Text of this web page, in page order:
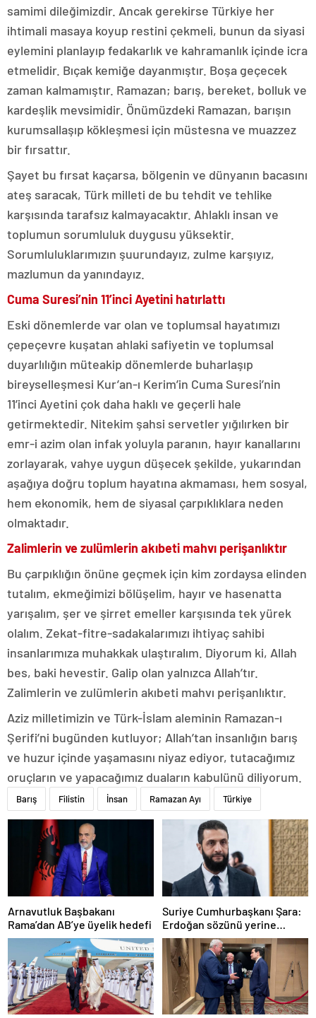
samimi dileğimizdir. Ancak gerekirse Türkiye her
ihtimali masaya koyup restini çekmeli, bunun da siyasi
eylemini planlayıp fedakarlık ve kahramanlık içinde icra
etmelidir. Bıçak kemiğe dayanmıştır. Boşa geçecek
zaman kalmamıştır. Ramazan; barış, bereket, bolluk ve
kardeşlik mevsimidir. Önümüzdeki Ramazan, barışın
kurumsallaşıp kökleşmesi için müstesna ve muazzez
bir fırsattır.
Şayet bu fırsat kaçarsa, bölgenin ve dünyanın bacasını
ateş saracak, Türk milleti de bu tehdit ve tehlike
karşısında tarafsız kalmayacaktır. Ahlaklı insan ve
toplumun sorumluluk duygusu yüksektir.
Sorumluluklarımızın şuurundayız, zulme karşıyız,
mazlumun da yanındayız.
Cuma Suresi’nin 11’inci Ayetini hatırlattı
Eski dönemlerde var olan ve toplumsal hayatımızı
çepeçevre kuşatan ahlaki safiyetin ve toplumsal
duyarlılığın müteakip dönemlerde buharlaşıp
bireyselleşmesi Kur’an-ı Kerim’in Cuma Suresi’nin
11’inci Ayetini çok daha haklı ve geçerli hale
getirmektedir. Nitekim şahsi servetler yığılırken bir
emr-i azim olan infak yoluyla paranın, hayır kanallarını
zorlayarak, vahye uygun düşecek şekilde, yukarından
aşağıya doğru toplum hayatına akmaması, hem sosyal,
hem ekonomik, hem de siyasal çarpıklıklara neden
olmaktadır.
Zalimlerin ve zulümlerin akıbeti mahvı perişanlıktır
Bu çarpıklığın önüne geçmek için kim zordaysa elinden
tutalım, ekmeğimizi bölüşelim, hayır ve hasenatta
yarışalım, şer ve şirret emeller karşısında tek yürek
olalım. Zekat-fitre-sadakalarımızı ihtiyaç sahibi
insanlarımıza muhakkak ulaştıralım. Diyorum ki, Allah
bes, baki hevestir. Galip olan yalnızca Allah’tır.
Zalimlerin ve zulümlerin akıbeti mahvı perişanlıktır.
Aziz milletimizin ve Türk-İslam aleminin Ramazan-ı
Şerifi’ni bugünden kutluyor; Allah’tan insanlığın barış
ve huzur içinde yaşamasını niyaz ediyor, tutacağımız
oruçların ve yapacağımız duaların kabulünü diliyorum.
Barış Filistin İnsan Ramazan Ayı Türkiye
Arnavutluk Başbakanı
Rama’dan AB’ye üyelik hedefi
Suriye Cumhurbaşkanı Şara:
Erdoğan sözünü yerine
getirdi. Trump’a da çok
teşekkür ederim